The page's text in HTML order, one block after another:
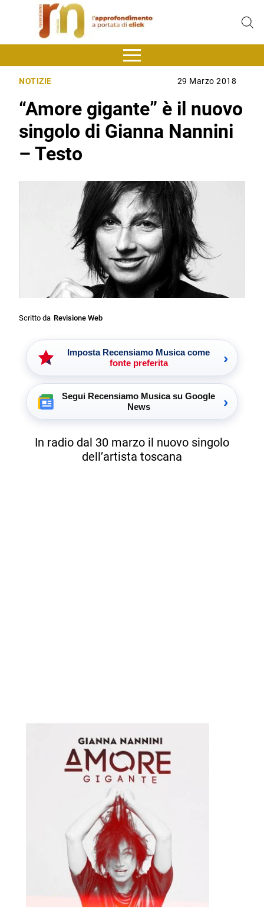
NOTIZIE 29 Marzo 2018
“Amore gigante” è il nuovo
singolo di Gianna Nannini
– Testo
Scritto da Revisione Web
Imposta Recensiamo Musica come
fonte preferita
›
Segui Recensiamo Musica su Google
News
›
In radio dal 30 marzo il nuovo singolo
dell’artista toscana